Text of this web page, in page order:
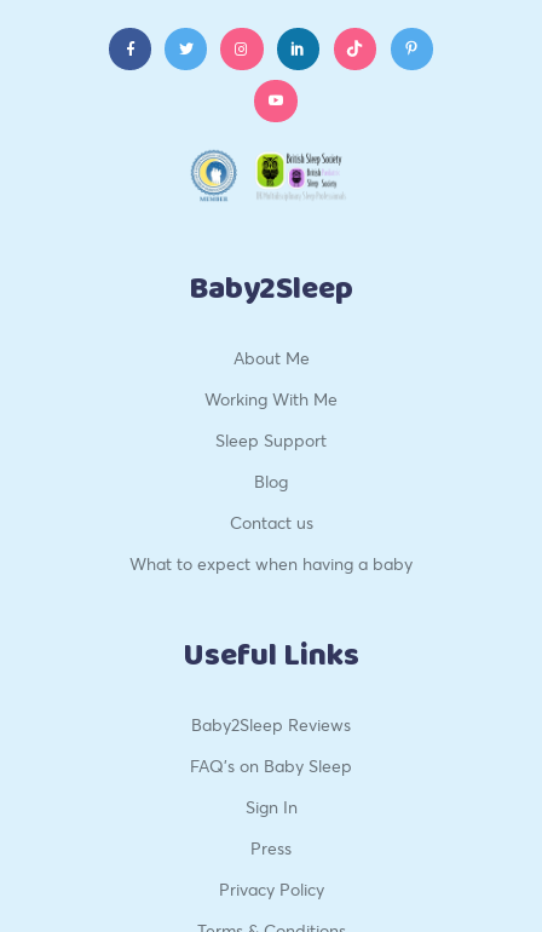
Baby2Sleep
About Me
Working With Me
Sleep Support
Blog
Contact us
What to expect when having a baby
Useful Links
Baby2Sleep Reviews
FAQ’s on Baby Sleep
Sign In
Press
Privacy Policy